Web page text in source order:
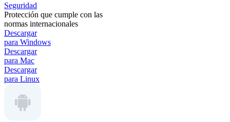
Seguridad
Protección que cumple con las
normas internacionales
Descargar
para Windows
Descargar
para Mac
Descargar
para Linux